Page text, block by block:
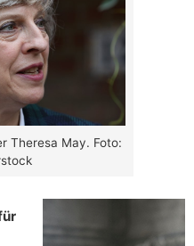
Theresa May. Foto: